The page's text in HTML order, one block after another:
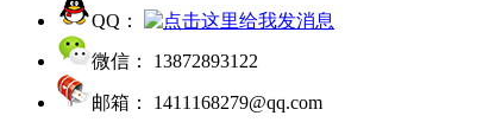
QQ：
微信： 13872893122
邮箱： 1411168279@qq.com